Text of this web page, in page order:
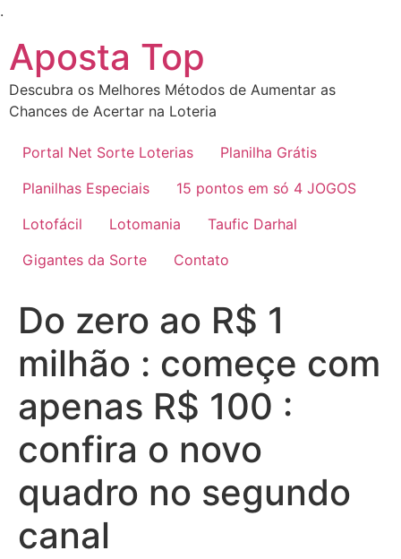
.
conteúdo
Aposta Top
Descubra os Melhores Métodos de Aumentar as
Chances de Acertar na Loteria
Portal Net Sorte Loterias
Planilha Grátis
Planilhas Especiais
15 pontos em só 4 JOGOS
Lotofácil
Lotomania
Taufic Darhal
Gigantes da Sorte
Contato
Do zero ao R$ 1
milhão : começe com
apenas R$ 100 :
confira o novo
quadro no segundo
canal